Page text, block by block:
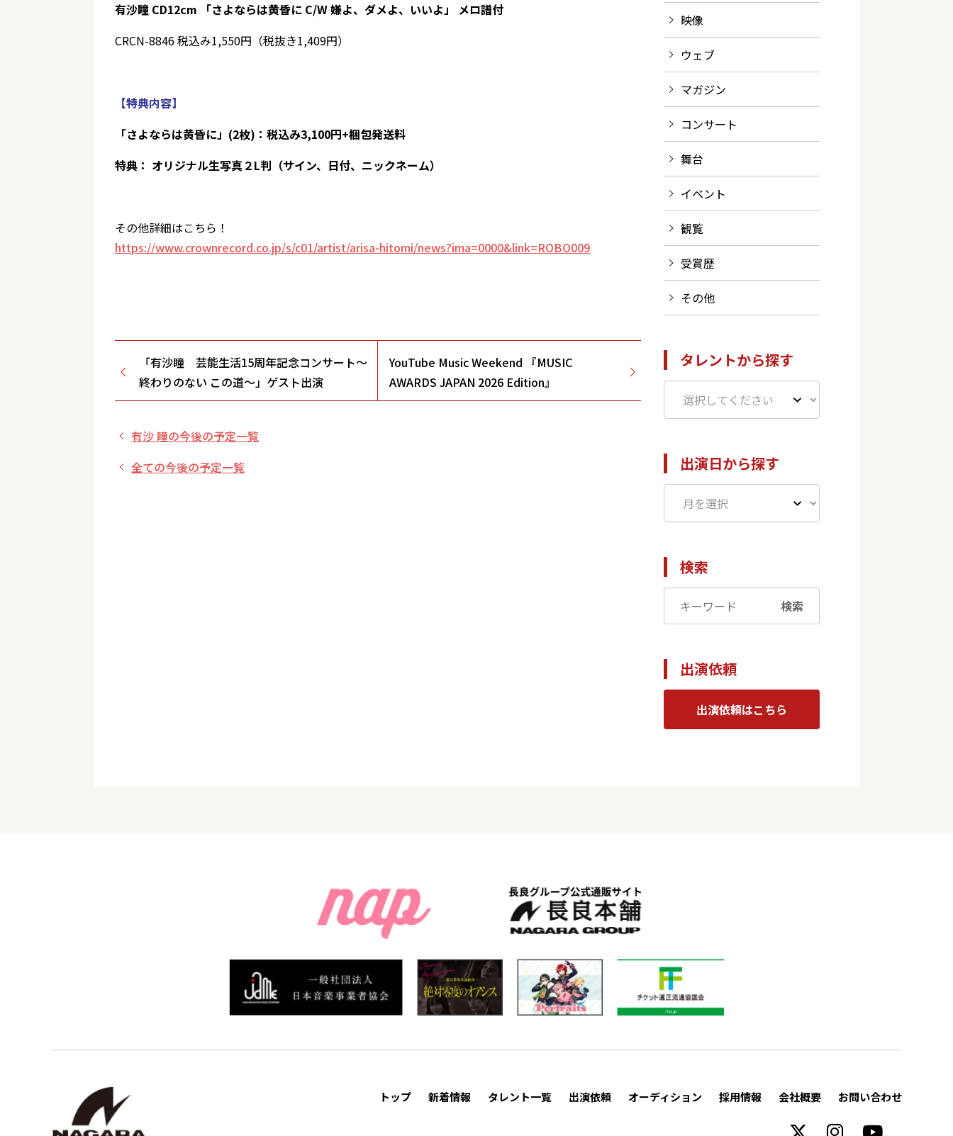
有沙瞳 CD12cm 「さよならは黄昏に C/W 嫌よ、ダメよ、いいよ」 メロ譜付
CRCN-8846 税込み1,550円（税抜き1,409円）
【特典内容】
「さよならは黄昏に」(2枚)：税込み3,100円+梱包発送料
特典： オリジナル生写真２L判（サイン、日付、ニックネーム）
その他詳細はこちら！
https://www.crownrecord.co.jp/s/c01/artist/arisa-hitomi/news?ima=0000&link=ROBO009
「有沙瞳 芸能生活15周年記念コンサート～
終わりのない この道～」ゲスト出演
YouTube Music Weekend 『MUSIC
AWARDS JAPAN 2026 Edition』
有沙 瞳の今後の予定一覧
全ての今後の予定一覧
映像
ウェブ
マガジン
コンサート
舞台
イベント
観覧
受賞歴
その他
タレントから探す
出演日から探す
検索
検索
出演依頼
出演依頼はこちら
トップ 新着情報 タレント一覧 出演依頼 オーディション 採用情報 会社概要 お問い合わせ